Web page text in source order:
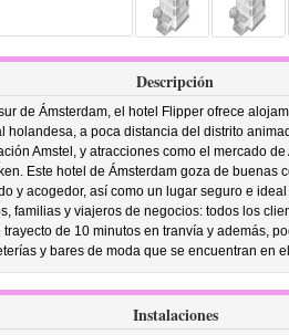
Descripción
de Ámsterdam, el hotel Flipper ofrece
holandesa, a poca distancia del distrito
Amstel, y atracciones como el mercado
Este hotel de Ámsterdam goza de buenas
y acogedor, así como un lugar seguro e
familias y viajeros de negocios: todos los
de 10 minutos en tranvía y además,
y bares de moda que se encuentran en
Instalaciones